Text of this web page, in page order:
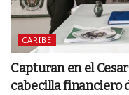
CARIBE
Capturan en el
cabecilla financiero